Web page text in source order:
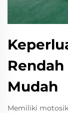
Mudah
Memiliki